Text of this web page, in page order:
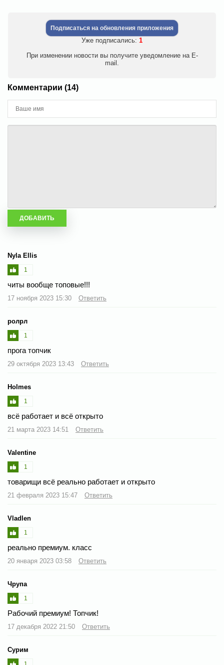
Подписаться на обновления приложения
Уже подписались: 1
При изменении новости вы получите уведомление на E-
mail.
Комментарии (14)
Nyla Ellis
1
читы вообще топовые!!!
17 ноября 2023 15:30 Ответить
ролрл
1
прога топчик
29 октября 2023 13:43 Ответить
Holmes
1
всё работает и всё открыто
21 марта 2023 14:51 Ответить
Valentine
1
товарищи всё реально работает и открыто
21 февраля 2023 15:47 Ответить
Vladlen
1
реально премиум. класс
20 января 2023 03:58 Ответить
Чрупа
1
Рабочий премиум! Топчик!
17 декабря 2022 21:50 Ответить
Сурим